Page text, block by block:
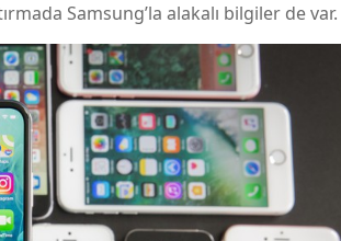
Samsung’la alakalı bilgiler de var.